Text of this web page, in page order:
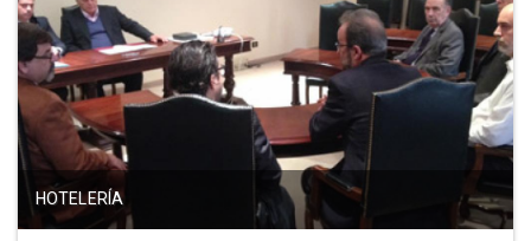
HOTELERÍA